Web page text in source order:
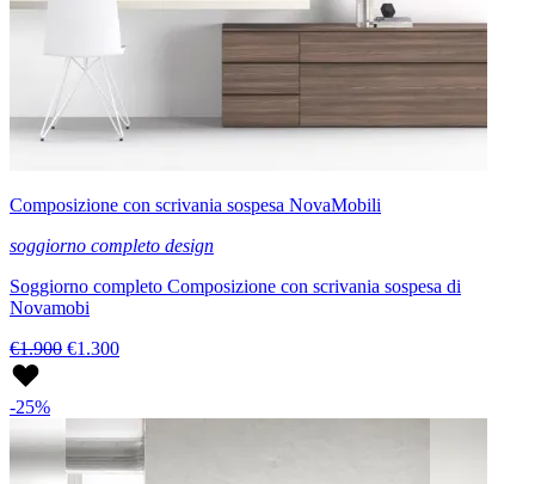
Composizione con scrivania sospesa NovaMobili
soggiorno completo design
Soggiorno completo Composizione con scrivania sospesa di
Novamobi
€1.900 €1.300
-25%